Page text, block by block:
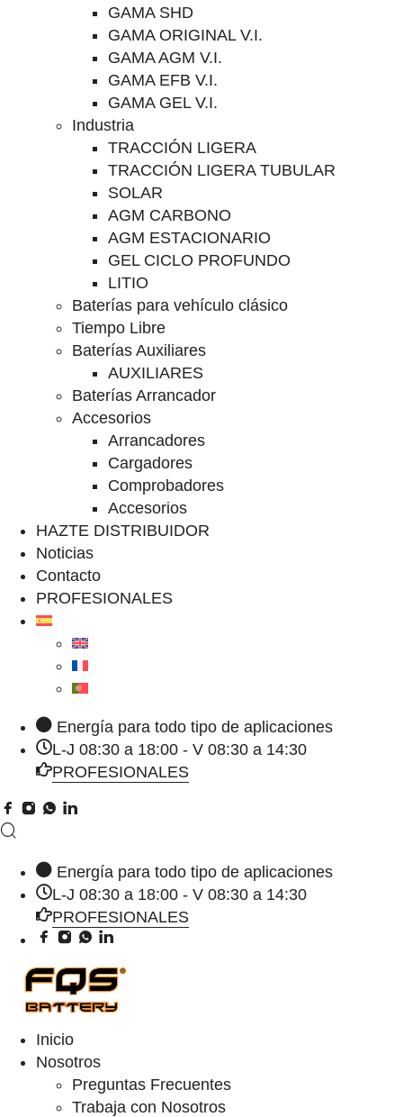
GAMA SHD
GAMA ORIGINAL V.I.
GAMA AGM V.I.
GAMA EFB V.I.
GAMA GEL V.I.
Industria
TRACCIÓN LIGERA
TRACCIÓN LIGERA TUBULAR
SOLAR
AGM CARBONO
AGM ESTACIONARIO
GEL CICLO PROFUNDO
LITIO
Baterías para vehículo clásico
Tiempo Libre
Baterías Auxiliares
AUXILIARES
Baterías Arrancador
Accesorios
Arrancadores
Cargadores
Comprobadores
Accesorios
HAZTE DISTRIBUIDOR
Noticias
Contacto
PROFESIONALES
Energía para todo tipo de aplicaciones
L-J 08:30 a 18:00 - V 08:30 a 14:30
PROFESIONALES
Energía para todo tipo de aplicaciones
L-J 08:30 a 18:00 - V 08:30 a 14:30
PROFESIONALES
Inicio
Nosotros
Preguntas Frecuentes
Trabaja con Nosotros